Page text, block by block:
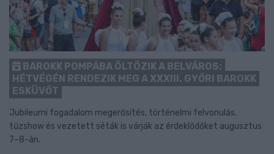
BAROKK POMPÁBA ÖLTÖZIK A BELVÁROS:
HÉTVÉGÉN RENDEZIK MEG A XXXIII. GYŐRI BAROKK
ESKÜVŐT
Jubileumi fogadalom megerősítés, történelmi felvonulás,
tűzshow és vezetett séták is várják az érdeklődőket augusztus
7–8-án.